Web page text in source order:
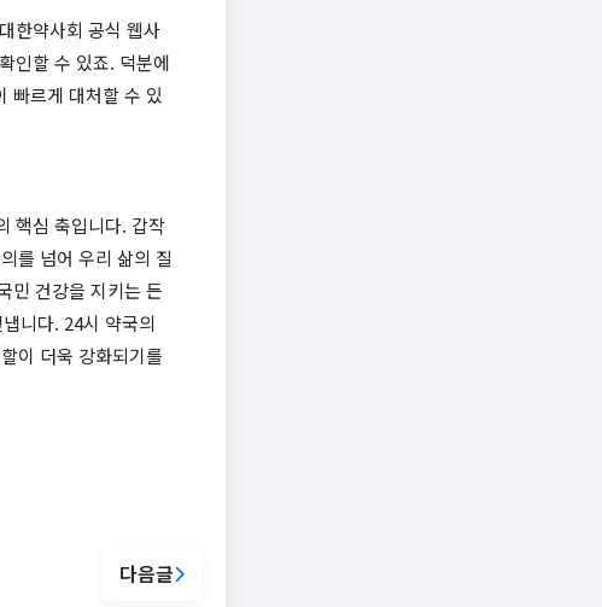
한약사회 공식 웹사
인할 수 있죠. 덕분에
빠르게 대처할 수 있
핵심 축입니다. 갑작
를 넘어 우리 삶의 질
민 건강을 지키는 든
니다. 24시 약국의
이 더욱 강화되기를
다음글